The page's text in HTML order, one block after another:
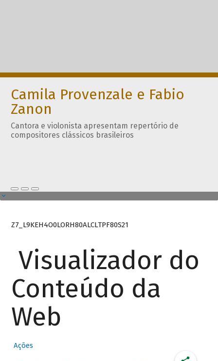
Camila Provenzale e Fabio
Zanon
Cantora e violonista apresentam repertório de
compositores clássicos brasileiros
Z7_L9KEH4O0LORH80ALCLTPF80S21
Visualizador do
Conteúdo da
Web
Ações